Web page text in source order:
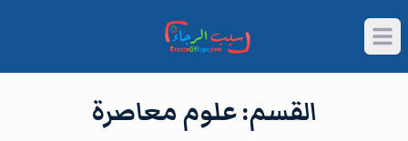
Open main menu
القسم:علوم معاصرة